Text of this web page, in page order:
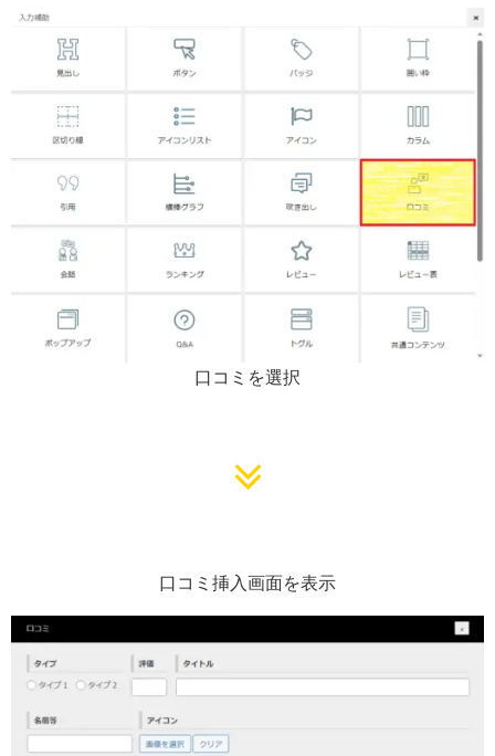
口コミを選択
口コミ挿入画面を表示